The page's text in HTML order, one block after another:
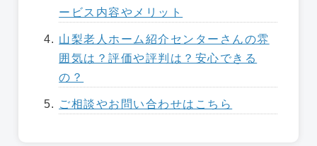
ービス内容やメリット
山梨老人ホーム紹介センターさんの雰
囲気は？評価や評判は？安心できる
の？
ご相談やお問い合わせはこちら